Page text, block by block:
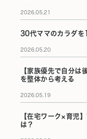
2026.05.21
30代ママのカラダを
2026.05.20
【家族優先で自分は
を整体から考える
2026.05.19
【在宅ワーク×育児
は？